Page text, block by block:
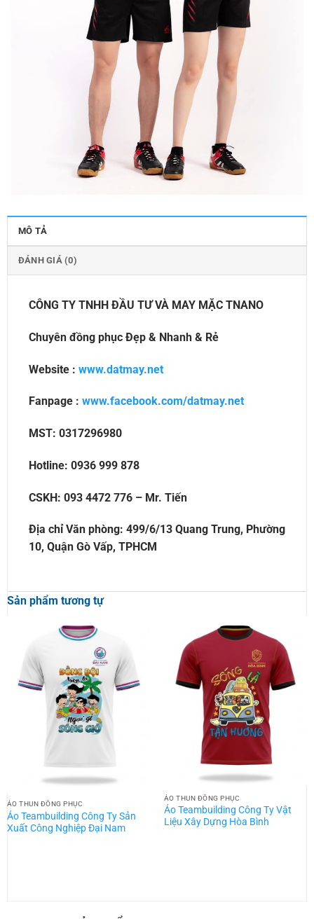
MÔ TẢ
ĐÁNH GIÁ (0)
CÔNG TY TNHH ĐẦU TƯ VÀ MAY MẶC TNANO
Chuyên đồng phục Đẹp & Nhanh & Rẻ
Website : www.datmay.net
Fanpage : www.facebook.com/datmay.net
MST: 0317296980
Hotline: 0936 999 878
CSKH: 093 4472 776 – Mr. Tiến
Địa chỉ Văn phòng: 499/6/13 Quang Trung, Phường
10, Quận Gò Vấp, TPHCM
Sản phẩm tương tự
ÁO THUN ĐỒNG PHỤC
Áo Teambuilding Công Ty Sản
Xuất Công Nghiệp Đại Nam
ÁO THUN ĐỒNG PHỤC
Áo Teambuilding Công Ty Vật
Liệu Xây Dựng Hòa Bình